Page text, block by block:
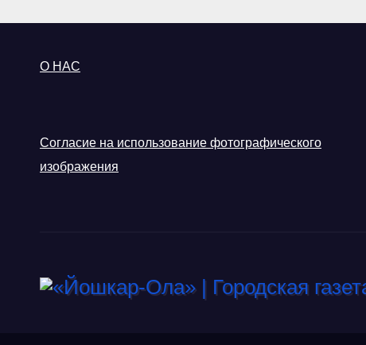
О НАС
Согласие на использование фотографического
изображения